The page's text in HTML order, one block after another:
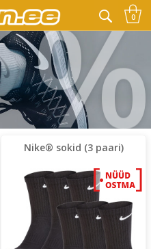
SUVI 0
Nike® sokid (3 paari)